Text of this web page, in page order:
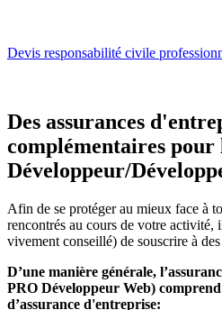
Devis responsabilité civile
Des assurances
complémentaires pour
Développeur/
Afin de se protéger au mieux face à
rencontrés au cours de votre activité,
vivement conseillé) de souscrire à
D’une manière générale,
PRO Développeur Web)
d’assurance d'entreprise: